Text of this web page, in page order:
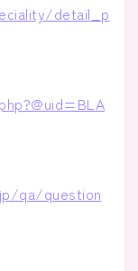
detail_p
qa/question